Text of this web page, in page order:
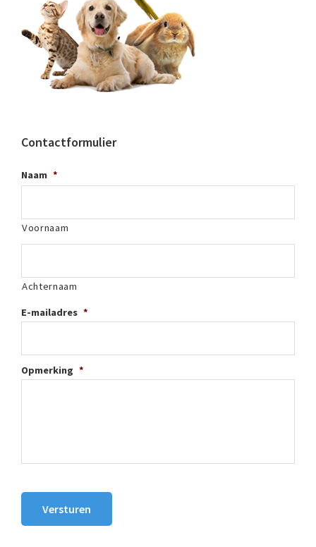
Contactformulier
Naam *
Voornaam
Achternaam
E-mailadres *
Opmerking *
Versturen